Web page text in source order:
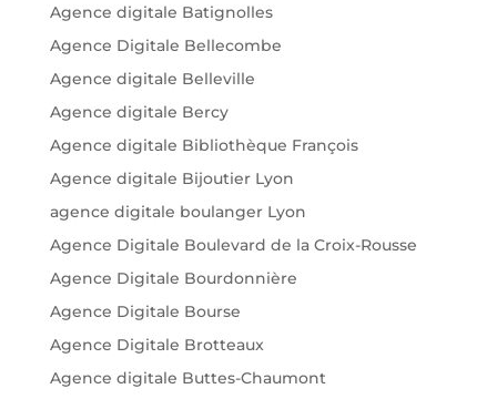
Agence digitale Batignolles
Agence Digitale Bellecombe
Agence digitale Belleville
Agence digitale Bercy
Agence digitale Bibliothèque François
Agence digitale Bijoutier Lyon
agence digitale boulanger Lyon
Agence Digitale Boulevard de la Croix-Rousse
Agence Digitale Bourdonnière
Agence Digitale Bourse
Agence Digitale Brotteaux
Agence digitale Buttes-Chaumont